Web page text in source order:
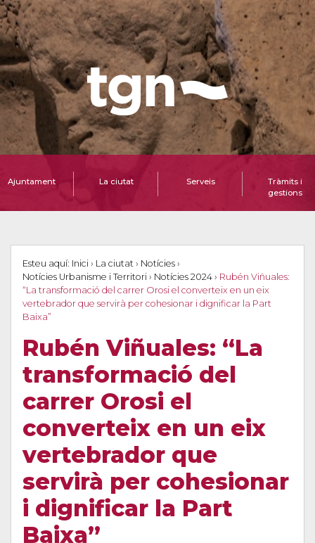
Ajuntament La ciutat Serveis
Tràmits i
gestions
Esteu aquí: Inici › La ciutat › Notícies ›
Notícies Urbanisme i Territori › Notícies 2024 › Rubén Viñuales:
“La transformació del carrer Orosi el converteix en un eix
vertebrador que servirà per cohesionar i dignificar la Part
Baixa”
Rubén Viñuales: “La
transformació del
carrer Orosi el
converteix en un eix
vertebrador que
servirà per cohesionar
i dignificar la Part
Baixa”